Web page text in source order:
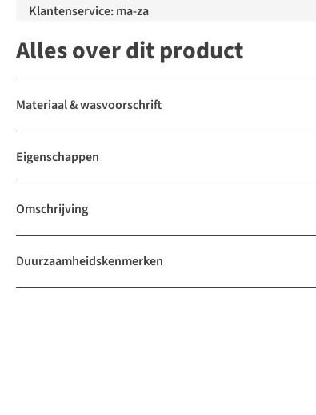
Klantenservice: ma-za
Alles over dit product
Materiaal & wasvoorschrift
Eigenschappen
Omschrijving
Duurzaamheidskenmerken